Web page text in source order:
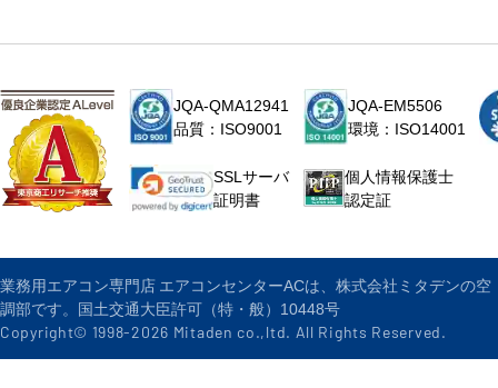
JQA-QMA12941
品質：ISO9001
JQA-EM5506
環境：ISO14001
SSLサーバ
証明書
個人情報保護士
認定証
業務用エアコン専門店 エアコンセンターACは、株式会社ミタデンの空
調部です。国土交通大臣許可（特・般）10448号
Copyright© 1998-2026 Mitaden co.,ltd. All Rights Reserved.